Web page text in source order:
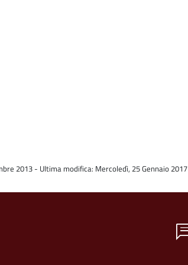
2013 - Ultima modifica: Mercoledì, 25 Gennaio 2017